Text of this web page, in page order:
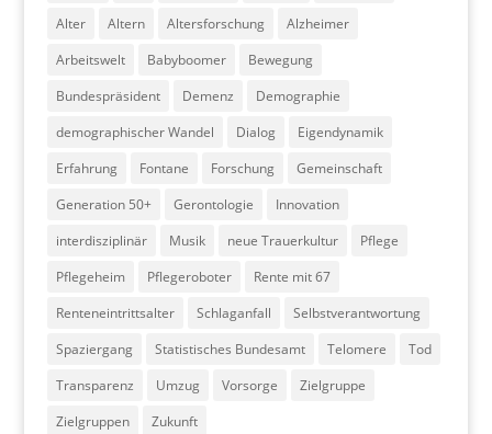
Alter
Altern Altersforschung
Alzheimer
Arbeitswelt
Babyboomer
Bewegung
Bundespräsident
Demenz
Demographie
demographischer Wandel
Dialog
Eigendynamik
Erfahrung
Fontane Forschung
Gemeinschaft
Generation 50+
Gerontologie
Innovation
interdisziplinär
Musik neue Trauerkultur
Pflege
Pflegeheim
Pflegeroboter
Rente mit 67
Renteneintrittsalter
Schlaganfall
Selbstverantwortung
Spaziergang
Statistisches Bundesamt Telomere
Tod
Transparenz
Umzug Vorsorge
Zielgruppe
Zielgruppen
Zukunft